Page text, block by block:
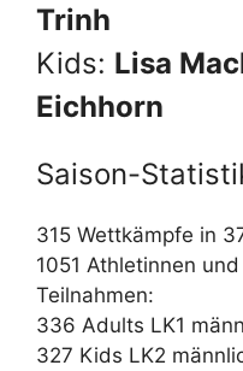
Trinh
Kids: Lisa
Eichhorn
Saison-
315 Wettkämpfe in
1051 Athletinnen
Teilnahmen:
336 Adults LK1
327 Kids LK2